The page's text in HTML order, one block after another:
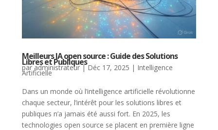
Meilleurs IA open source : Guide des Solutions
Libres et Publiques
paradministrateur|Déc 17, 2025 | Intelligence
Artificielle
Dans un monde où l’intelligence artificielle révolutionne
chaque secteur, l’intérêt pour les solutions libres et
publiques n’a jamais été aussi fort. En 2025, les
technologies open source se placent en première ligne